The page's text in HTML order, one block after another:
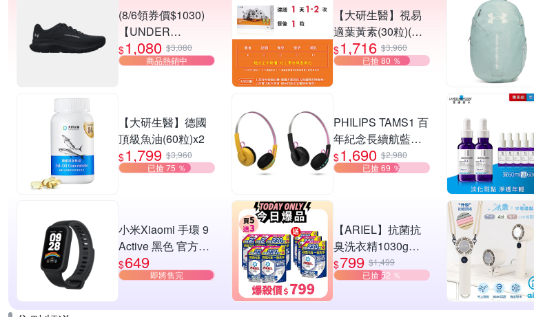
(8/6領券價$1030)
【UNDER
ARMOUR】UA
Charged Rogue 5
$1,080 $3,080
商品熱銷中
【大研生醫】德國
頂級魚油(60粒)x2
$1,799 $3,960
已搶 75 ％
小米Xiaomi 手環 9
Active 黑色 官方旗
艦館
$649
即將售完
【大研生醫】視易
適葉黃素(30粒)(第2
件3折)(共計2盒)
$1,716 $3,960
已搶 80 ％
PHILIPS TAMS1 百
年紀念長續航藍牙
6.0耳罩耳機
$1,690 $2,980
已搶 69 ％
【ARIEL】抗菌抗
臭洗衣精1030g補
充包 X8 (抗菌去漬/
室內晾曬) 兩款任選
$799 $1,499
已搶 52 ％